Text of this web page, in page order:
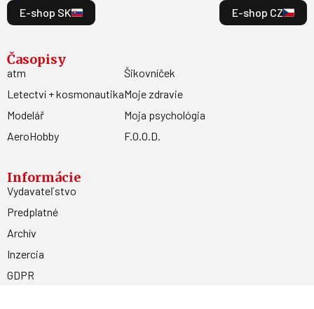
E-shop SK
E-shop CZ
Časopisy
atm
Letectví + kosmonautika
Modelář
AeroHobby
Šikovníček
Moje zdravie
Moja psychológia
F.O.O.D.
Informácie
Vydavateľstvo
Predplatné
Archív
Inzercia
GDPR